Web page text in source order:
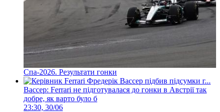
Спа-2026. Результати гонки
Вассер: Ferrari не підготувалася до гонки в Австрії так
добре, як варто було б
23:30, 30/06